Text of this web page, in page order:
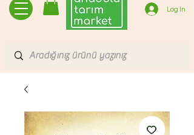
Log In